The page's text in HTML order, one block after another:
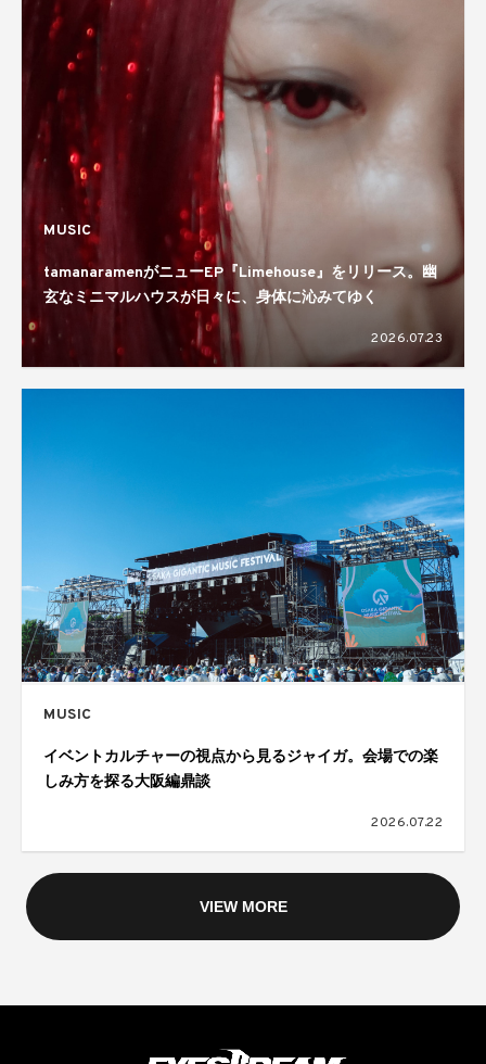
MUSIC
tamanaramenがニューEP『Limehouse』をリリース。幽
玄なミニマルハウスが日々に、身体に沁みてゆく
2026.07.23
MUSIC
イベントカルチャーの視点から見るジャイガ。会場での楽
しみ方を探る大阪編鼎談
2026.07.22
VIEW MORE